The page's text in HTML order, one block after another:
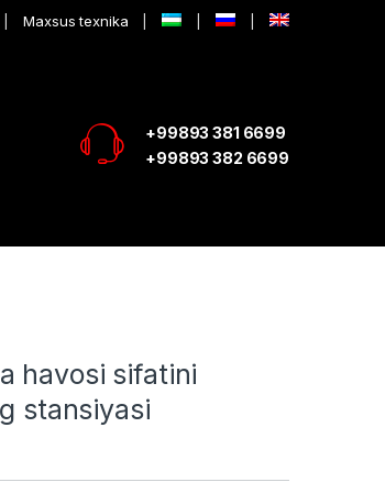
Maxsus texnika
+99893 381 6699
+99893 382 6699
havosi sifatini
stansiyasi